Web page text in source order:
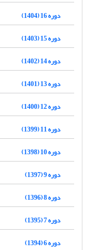
دوره 16 (1404)
دوره 15 (1403)
دوره 14 (1402)
دوره 13 (1401)
دوره 12 (1400)
دوره 11 (1399)
دوره 10 (1398)
دوره 9 (1397)
دوره 8 (1396)
دوره 7 (1395)
دوره 6 (1394)